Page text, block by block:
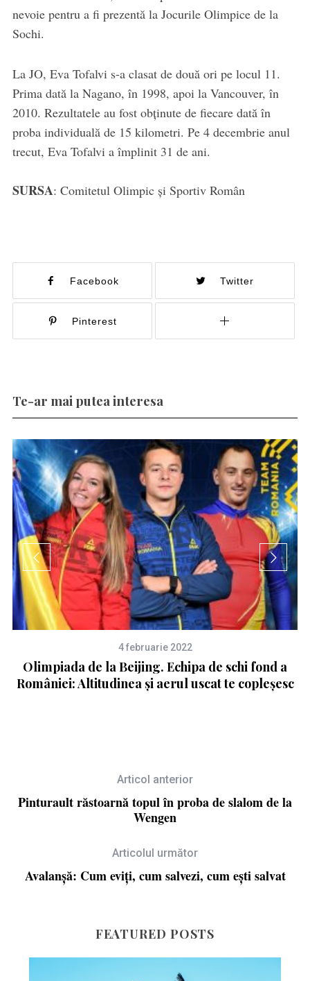
nevoie pentru a fi prezentă la Jocurile Olimpice de la
Sochi.
La JO, Eva Tofalvi s-a clasat de două ori pe locul 11.
Prima dată la Nagano, în 1998, apoi la Vancouver, în
2010. Rezultatele au fost obținute de fiecare dată în
proba individuală de 15 kilometri. Pe 4 decembrie anul
trecut, Eva Tofalvi a împlinit 31 de ani.
SURSA: Comitetul Olimpic și Sportiv Român
Facebook Twitter
Pinterest
Te-ar mai putea interesa
4 februarie 2022
Olimpiada de la Beijing. Echipa de schi fond a
României: Altitudinea și aerul uscat te copleșesc
Articol anterior
Pinturault răstoarnă topul în proba de slalom de la
Wengen
Articolul următor
Avalanșă: Cum eviți, cum salvezi, cum ești salvat
FEATURED POSTS